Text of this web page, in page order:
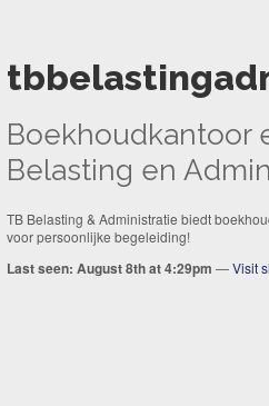
Boekhoudkantoor
Belasting en
TB Belasting & Administratie biedt
voor persoonlijke begeleiding!
Last seen: August 8th at 4:29pm —Visit